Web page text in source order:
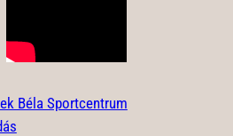
Béla Sportcentrum